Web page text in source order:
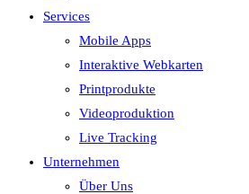
Services
Mobile Apps
Interaktive Webkarten
Printprodukte
Videoproduktion
Live Tracking
Unternehmen
Über Uns